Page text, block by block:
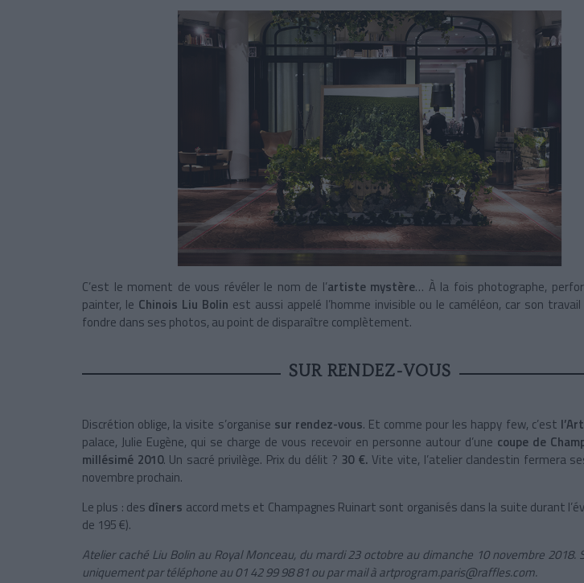
C’est le moment de vous révéler le nom de l’artiste mystère… À la fois photographe,
painter, le Chinois Liu Bolin est aussi appelé l’homme invisible ou le caméléon, car son
fondre dans ses photos, au point de disparaître complètement.
SUR RENDEZ-VOUS
Discrétion oblige, la visite s’organise sur rendez-vous. Et comme pour les happy few, c’est
palace, Julie Eugène, qui se charge de vous recevoir en personne autour d’une coupe de
millésimé 2010. Un sacré privilège. Prix du délit ? 30 €.Vite vite, l’atelier clandestin fermera
novembre prochain.
Le plus : des dîners accord mets et Champagnes Ruinart sont organisés dans la suite durant
de 195 €).
Atelier caché Liu Bolin au Royal Monceau, du mardi 23 octobre au dimanche 10 novembre 2018.
uniquement par téléphone au 01 42 99 98 81 ou par mail à artprogram.paris@raffles.com.